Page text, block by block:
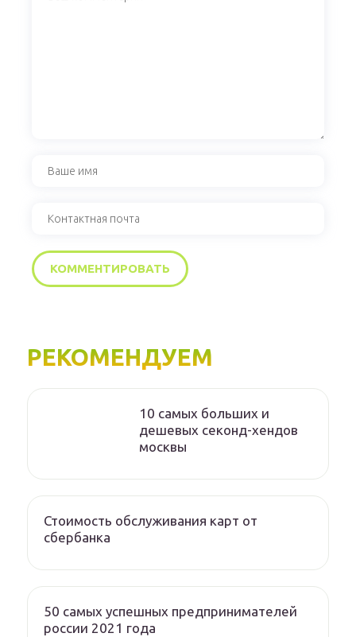
РЕКОМЕНДУЕМ
10 самых больших и
дешевых секонд-хендов
москвы
Стоимость обслуживания карт от
сбербанка
50 самых успешных предпринимателей
россии 2021 года